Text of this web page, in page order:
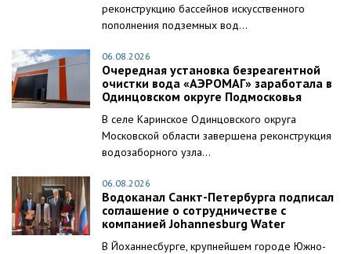
реконструкцию бассейнов искусственного
пополнения подземных вод...
06.08.2026
Очередная установка безреагентной
очистки вода «АЭРОМАГ» заработала в
Одинцовском округе Подмосковья
В селе Каринское Одинцовского округа
Московской области завершена реконструкция
водозаборного узла...
06.08.2026
Водоканал Санкт-Петербурга подписал
соглашение о сотрудничестве с
компанией Johannesburg Water
В Йоханнесбурге, крупнейшем городе Южно-